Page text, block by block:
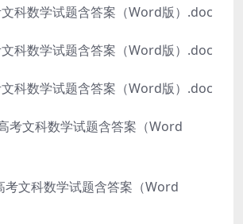
科数学试题含答案（Word版）.doc
科数学试题含答案（Word版）.doc
科数学试题含答案（Word版）.doc
考文科数学试题含答案（Word
考文科数学试题含答案（Word